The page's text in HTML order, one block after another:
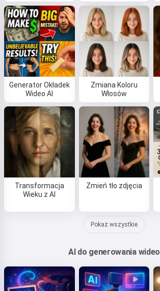
Generator Okładek
Wideo AI
Zmiana Koloru
Włosów
Transformacja
Wieku z AI
Zmień tło zdjęcia
Pokaż wszystkie
AI do generowania wideo